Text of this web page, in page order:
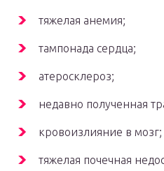
тяжелая анемия;
тампонада сердца;
атеросклероз;
недавно полученная
кровоизлияние в мозг;
тяжелая почечная